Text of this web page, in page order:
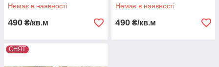
Немає в наявності
490 ₴/кв.м
Немає в наявності
490 ₴/кв.м
СНЯТ